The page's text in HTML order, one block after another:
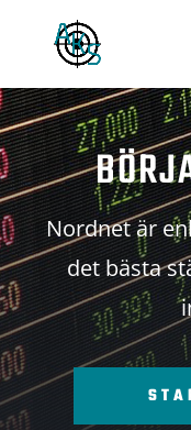
Nordnet är
det bästa